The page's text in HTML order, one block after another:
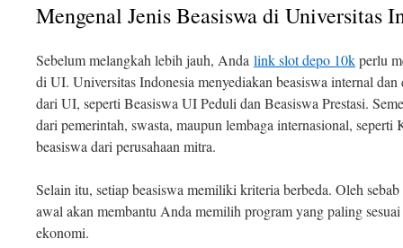
Mengenal Jenis Beasiswa di Universitas
Sebelum melangkah lebih jauh, Anda link slot depo 10kperlu
di UI. Universitas Indonesia menyediakan beasiswa internal
dari UI, seperti Beasiswa UI Peduli dan Beasiswa Prestasi.
dari pemerintah, swasta, maupun lembaga internasional,
beasiswa dari perusahaan mitra.
Selain itu, setiap beasiswa memiliki kriteria berbeda. Oleh
awal akan membantu Anda memilih program yang paling
ekonomi.